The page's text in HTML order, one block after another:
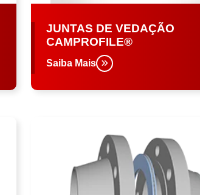
JUNTAS DE VEDAÇÃO
CAMPROFILE®
Saiba Mais